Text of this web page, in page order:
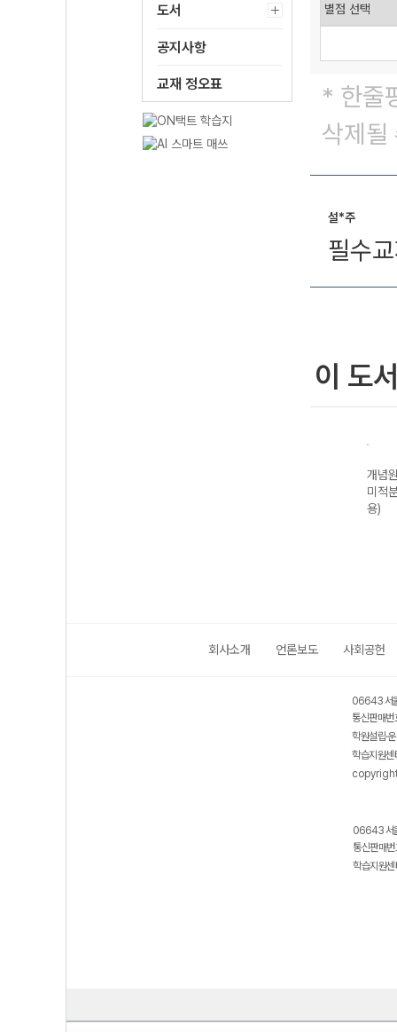
도서
공지사항
교재 정오표
* 한줄
삭제될
설*주
필수
이 도
개념
미적
용)
회사소개 언론보도 사회공헌
06643 서
통신판매
학원설립·
학습지원
06643 서
통신판매
학습지원